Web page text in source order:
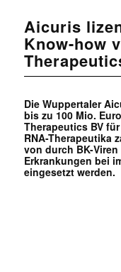
Aicuris
Know-how
Die Wuppertaler
bis zu 100 Mio.
Therapeutics BV
RNA-Therapeutika
von durch BK-
Erkrankungen bei
eingesetzt werden.